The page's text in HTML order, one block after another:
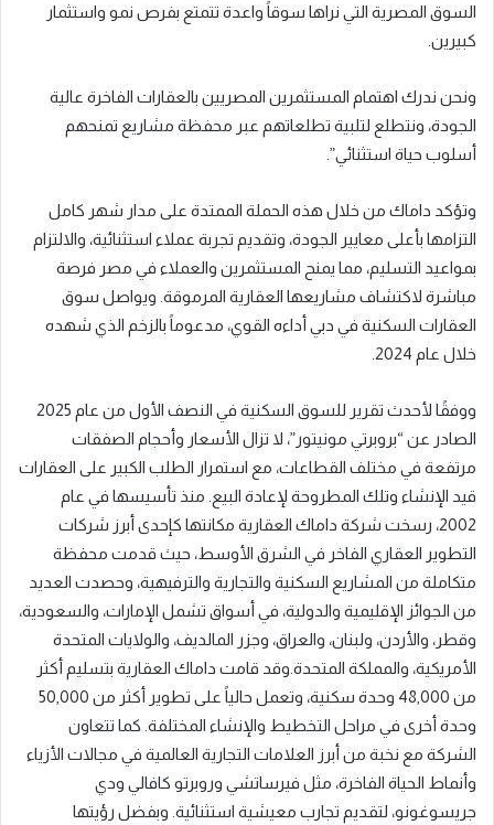
السوق المصرية التي نراها سوقاً واعدة تتمتع بفرص نمو واستثمار
كبيرين.
ونحن ندرك اهتمام المستثمرين المصريين بالعقارات الفاخرة عالية
الجودة، ونتطلع لتلبية تطلعاتهم عبر محفظة مشاريع تمنحهم
أسلوب حياة استثنائي”.
وتؤكد داماك من خلال هذه الحملة الممتدة على مدار شهر كامل
التزامها بأعلى معايير الجودة، وتقديم تجربة عملاء استثنائية، والالتزام
بمواعيد التسليم، مما يمنح المستثمرين والعملاء في مصر فرصة
مباشرة لاكتشاف مشاريعها العقارية المرموقة. ويواصل سوق
العقارات السكنية في دبي أداءه القوي، مدعوماً بالزخم الذي شهده
خلال عام 2024.
ووفقًا لأحدث تقرير للسوق السكنية في النصف الأول من عام 2025
الصادر عن “بروبرتي مونيتور”، لا تزال الأسعار وأحجام الصفقات
مرتفعة في مختلف القطاعات، مع استمرار الطلب الكبير على العقارات
قيد الإنشاء وتلك المطروحة لإعادة البيع. منذ تأسيسها في عام
2002، رسخت شركة داماك العقارية مكانتها كإحدى أبرز شركات
التطوير العقاري الفاخر في الشرق الأوسط، حيث قدمت محفظة
متكاملة من المشاريع السكنية والتجارية والترفيهية، وحصدت العديد
من الجوائز الإقليمية والدولية، في أسواق تشمل الإمارات، والسعودية،
وقطر، والأردن، ولبنان، والعراق، وجزر المالديف، والولايات المتحدة
الأمريكية، والمملكة المتحدة.وقد قامت داماك العقارية بتسليم أكثر
من 48,000 وحدة سكنية، وتعمل حالياً على تطوير أكثر من 50,000
وحدة أخرى في مراحل التخطيط والإنشاء المختلفة. كما تتعاون
الشركة مع نخبة من أبرز العلامات التجارية العالمية في مجالات الأزياء
وأنماط الحياة الفاخرة، مثل فيرساتشي وروبرتو كافالي ودي
جريسوغونو، لتقديم تجارب معيشية استثنائية. وبفضل رؤيتها